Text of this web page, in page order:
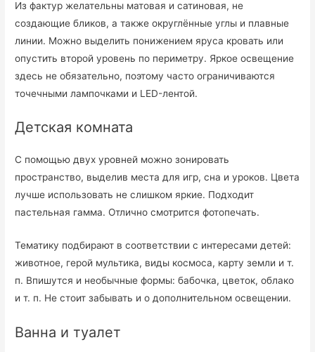
Из фактур желательны матовая и сатиновая, не
создающие бликов, а также округлённые углы и плавные
линии. Можно выделить понижением яруса кровать или
опустить второй уровень по периметру. Яркое освещение
здесь не обязательно, поэтому часто ограничиваются
точечными лампочками и LED-лентой.
Детская комната
С помощью двух уровней можно зонировать
пространство, выделив места для игр, сна и уроков. Цвета
лучше использовать не слишком яркие. Подходит
пастельная гамма. Отлично смотрится фотопечать.
Тематику подбирают в соответствии с интересами детей:
животное, герой мультика, виды космоса, карту земли и т.
п. Впишутся и необычные формы: бабочка, цветок, облако
и т. п. Не стоит забывать и о дополнительном освещении.
Ванна и туалет